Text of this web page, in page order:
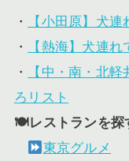
・
【小田原】犬
・
【熱海】犬連
・
【中・南・北
ろリスト
🍽レストランを
東京グルメ